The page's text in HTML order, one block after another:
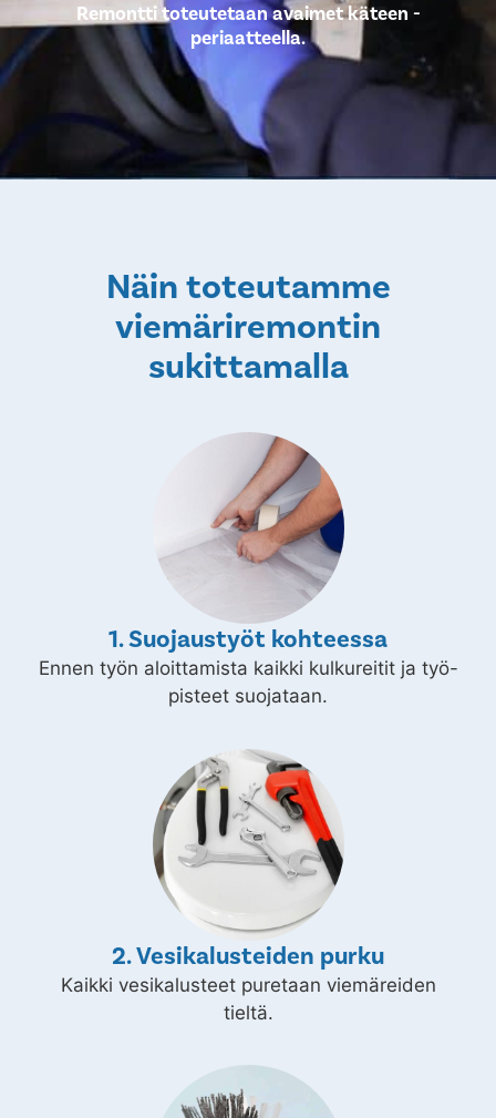
Remontti toteutetaan avaimet käteen -
periaatteella.
Näin toteutamme
viemäriremontin
sukittamalla
1. Suojaustyöt kohteessa
Ennen työn aloittamista kaikki kulkureitit ja työ-
pisteet suojataan.
2. Vesikalusteiden purku
Kaikki vesikalusteet puretaan viemäreiden
tieltä.